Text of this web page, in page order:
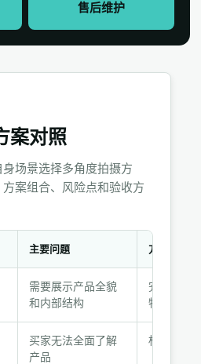
售后维护
案对照
场景选择多角度拍摄方
案组合、风险点和验收方
主要问题 方案组合
需要展示产品全貌
和内部结构
完整8张
特写
买家无法全面了解
产品
标准6张组